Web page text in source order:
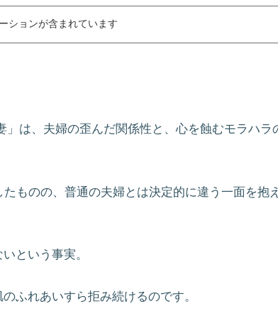
ションが含まれています
は、夫婦の歪んだ関係性と、心を蝕むモラハラ
ものの、普通の夫婦とは決定的に違う一面を抱え
という事実。
ふれあいすら拒み続けるのです。